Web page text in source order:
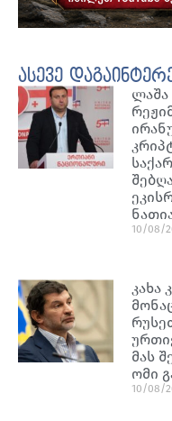
ასევე
ლაშა
10/08/
კახა
მას
ომი
10/08/